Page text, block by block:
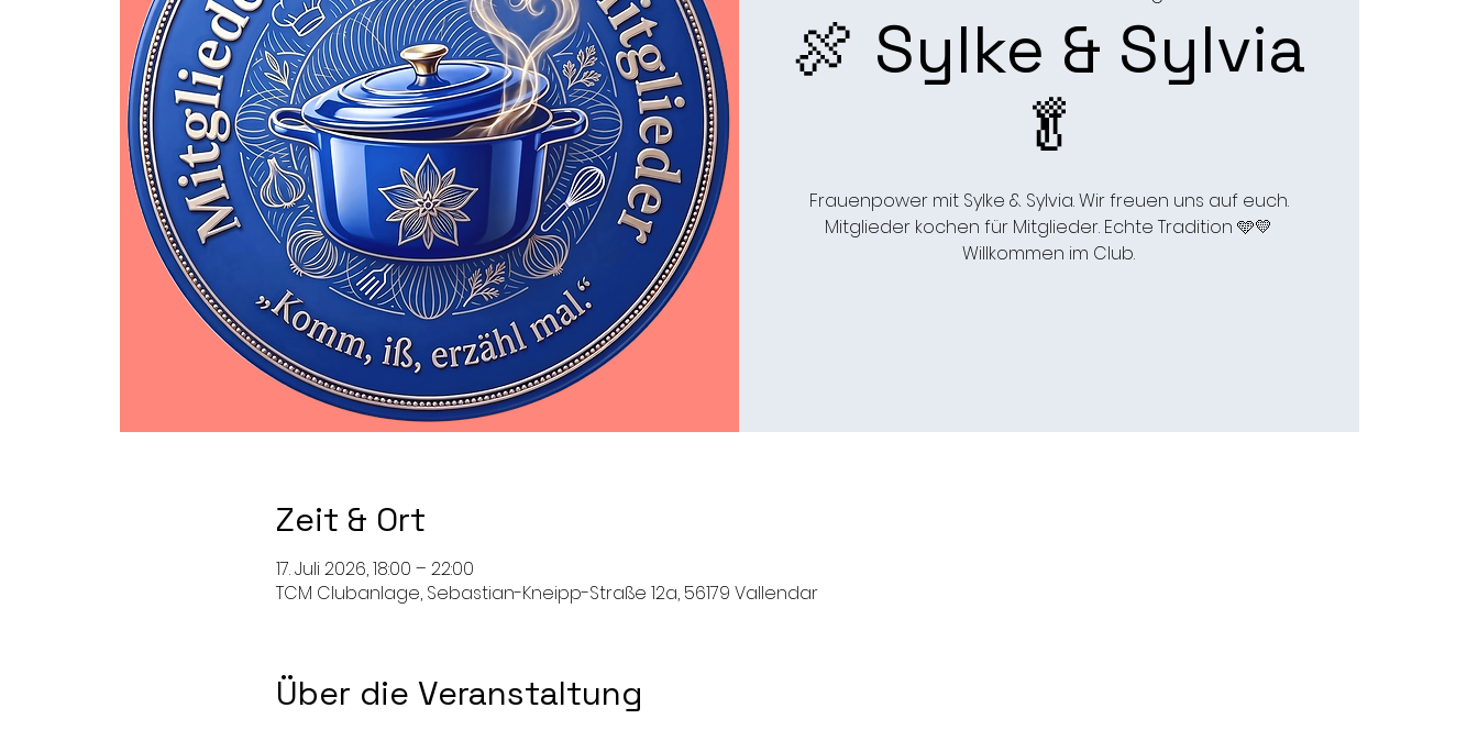
🍖 Sylke & Sylvia
🥬
Frauenpower mit Sylke & Sylvia. Wir freuen uns auf euch.
Mitglieder kochen für Mitglieder. Echte Tradition 🩵💛
Willkommen im Club.
Zeit & Ort
17. Juli 2026, 18:00 – 22:00
TCM Clubanlage, Sebastian-Kneipp-Straße 12a, 56179 Vallendar
Über die Veranstaltung